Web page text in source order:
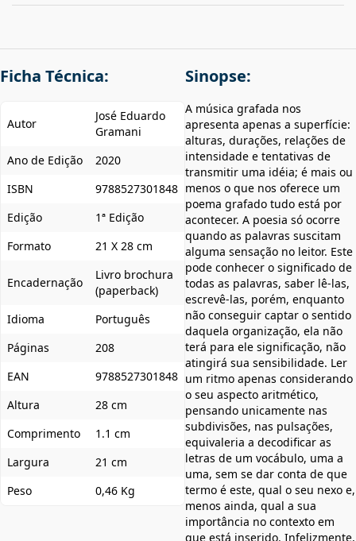
Ficha Técnica:
Autor
José Eduardo
Gramani
Ano de Edição
2020
ISBN
9788527301848
Edição
1ª Edição
Formato
21 X 28 cm
Encadernação
Livro brochura
(paperback)
Idioma
Português
Páginas
208
EAN
9788527301848
Altura
28 cm
Comprimento
1.1 cm
Largura
21 cm
Peso
0,46 Kg
Sinopse:
A música grafada nos
apresenta apenas a superfície:
alturas, durações, relações de
intensidade e tentativas de
transmitir uma idéia; é mais ou
menos o que nos oferece um
poema grafado tudo está por
acontecer. A poesia só ocorre
quando as palavras suscitam
alguma sensação no leitor. Este
pode conhecer o significado de
todas as palavras, saber lê-las,
escrevê-las, porém, enquanto
não conseguir captar o sentido
daquela organização, ela não
terá para ele significação, não
atingirá sua sensibilidade. Ler
um ritmo apenas considerando
o seu aspecto aritmético,
pensando unicamente nas
subdivisões, nas pulsações,
equivaleria a decodificar as
letras de um vocábulo, uma a
uma, sem se dar conta de que
termo é este, qual o seu nexo e,
menos ainda, qual a sua
importância no contexto em
que está inserido. Infelizmente,